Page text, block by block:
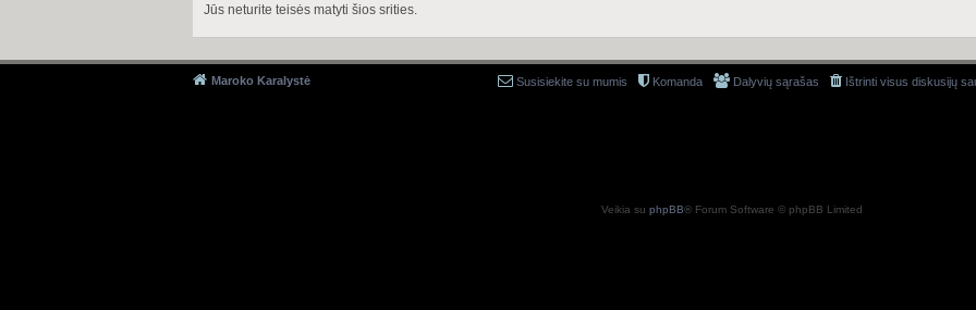
Jūs neturite teisės matyti šios srities.
Maroko Karalystė Ištrinti visus diskusijų
Dalyvių sąrašas
Komanda
Susisiekite su mumis
Veikia su phpBB® Forum Software © phpBB Limited